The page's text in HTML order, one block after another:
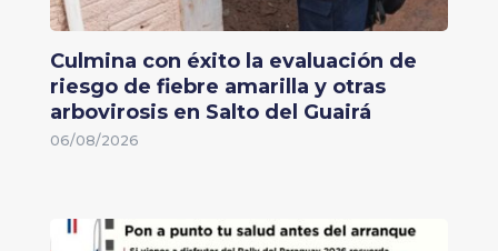
Culmina con éxito la evaluación de
riesgo de fiebre amarilla y otras
arbovirosis en Salto del Guairá
06/08/2026